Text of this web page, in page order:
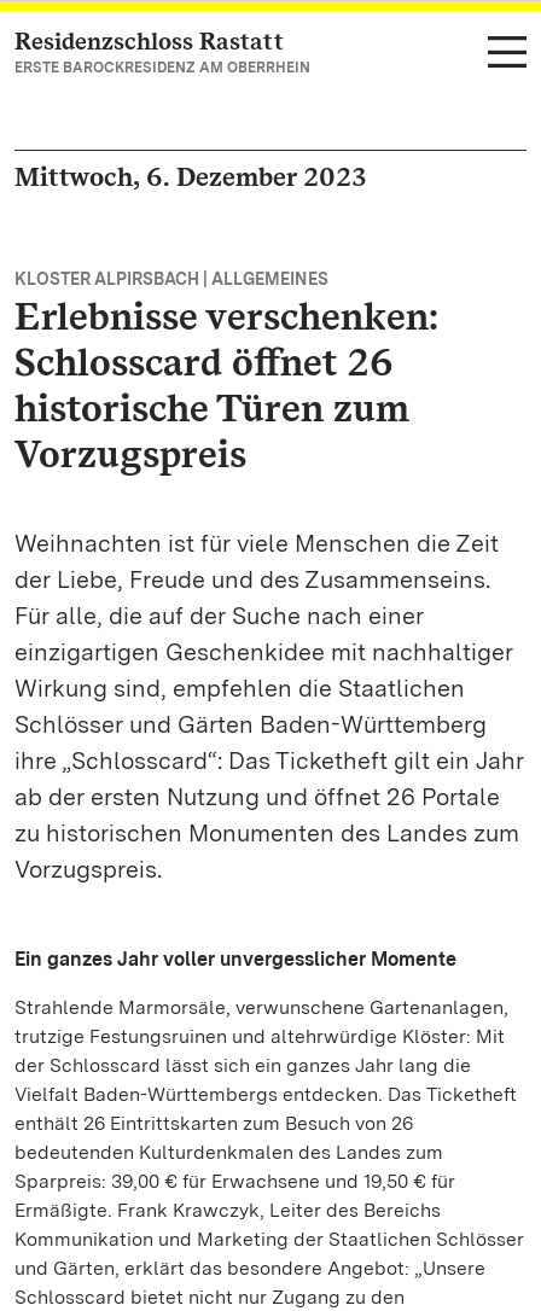
Zum Hauptinhalt springen
Residenzschloss Rastatt
ERSTE BAROCKRESIDENZ AM OBERRHEIN
Mittwoch, 6. Dezember 2023
KLOSTER ALPIRSBACH | ALLGEMEINES
Erlebnisse verschenken:
Schlosscard öffnet 26
historische Türen zum
Vorzugspreis
Weihnachten ist für viele Menschen die Zeit
der Liebe, Freude und des Zusammenseins.
Für alle, die auf der Suche nach einer
einzigartigen Geschenkidee mit nachhaltiger
Wirkung sind, empfehlen die Staatlichen
Schlösser und Gärten Baden-Württemberg
ihre „Schlosscard“: Das Ticketheft gilt ein Jahr
ab der ersten Nutzung und öffnet 26 Portale
zu historischen Monumenten des Landes zum
Vorzugspreis.
Ein ganzes Jahr voller unvergesslicher Momente
Strahlende Marmorsäle, verwunschene Gartenanlagen,
trutzige Festungsruinen und altehrwürdige Klöster: Mit
der Schlosscard lässt sich ein ganzes Jahr lang die
Vielfalt Baden-Württembergs entdecken. Das Ticketheft
enthält 26 Eintrittskarten zum Besuch von 26
bedeutenden Kulturdenkmalen des Landes zum
Sparpreis: 39,00 € für Erwachsene und 19,50 € für
Ermäßigte. Frank Krawczyk, Leiter des Bereichs
Kommunikation und Marketing der Staatlichen Schlösser
und Gärten, erklärt das besondere Angebot: „Unsere
Schlosscard bietet nicht nur Zugang zu den